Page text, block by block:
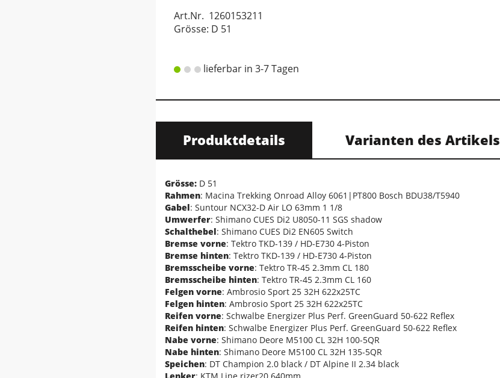
Art.Nr. 1260153211
Grösse: D 51
lieferbar in 3-7 Tagen
Produktdetails Varianten des Artikels
Grösse: D 51
Rahmen: Macina Trekking Onroad Alloy 6061|PT800 Bosch BDU38/T5940
Gabel: Suntour NCX32-D Air LO 63mm 1 1/8
Umwerfer: Shimano CUES Di2 U8050-11 SGS shadow
Schalthebel: Shimano CUES Di2 EN605 Switch
Bremse vorne: Tektro TKD-139 / HD-E730 4-Piston
Bremse hinten: Tektro TKD-139 / HD-E730 4-Piston
Bremsscheibe vorne: Tektro TR-45 2.3mm CL 180
Bremsscheibe hinten: Tektro TR-45 2.3mm CL 160
Felgen vorne: Ambrosio Sport 25 32H 622x25TC
Felgen hinten: Ambrosio Sport 25 32H 622x25TC
Reifen vorne: Schwalbe Energizer Plus Perf. GreenGuard 50-622 Reflex
Reifen hinten: Schwalbe Energizer Plus Perf. GreenGuard 50-622 Reflex
Nabe vorne: Shimano Deore M5100 CL 32H 100-5QR
Nabe hinten: Shimano Deore M5100 CL 32H 135-5QR
Speichen: DT Champion 2.0 black / DT Alpine II 2.34 black